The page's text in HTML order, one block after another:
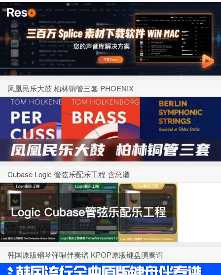
凤凰民乐大鼓 柏林铜管三套 PHOENIX
Cubase Logic 管弦乐配乐工程 含总谱
韩国原版钢琴弹唱伴奏谱 KPOP原版键盘演奏谱